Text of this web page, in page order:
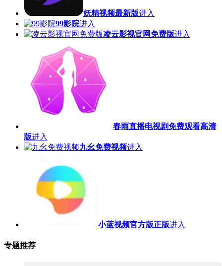
妖精视频最新版进入
99影院进入
凌云影视官网免费版进入
春雨直播电视剧免费观看高清
版进入
九幺免费视频进入
小蓝视频官方版正版进入
专题推荐